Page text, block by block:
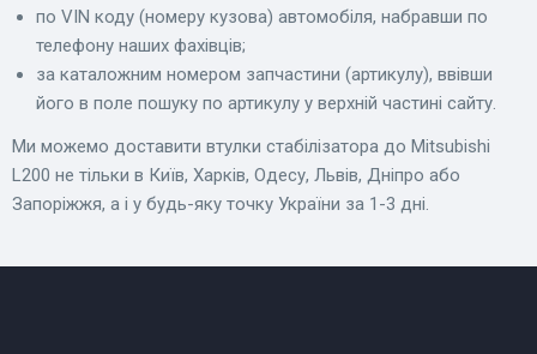
по VIN коду (номеру кузова) автомобіля, набравши по
телефону наших фахівців;
за каталожним номером запчастини (артикулу), ввівши
його в поле пошуку по артикулу у верхній частині сайту.
Ми можемо доставити втулки стабілізатора до Mitsubishi
L200 не тільки в Київ, Харків, Одесу, Львів, Дніпро або
Запоріжжя, а і у будь-яку точку України за 1-3 дні.